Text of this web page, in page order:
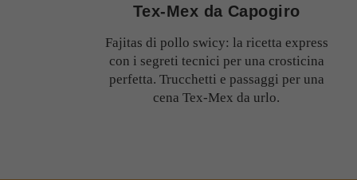
Tex-Mex da Capogiro
Fajitas di pollo swicy: la ricetta express
con i segreti tecnici per una crosticina
perfetta. Trucchetti e passaggi per una
cena Tex-Mex da urlo.